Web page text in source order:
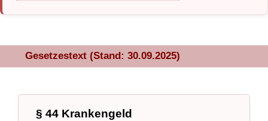
Gesetzestext (Stand: 30.09.2025)
§ 44 Krankengeld